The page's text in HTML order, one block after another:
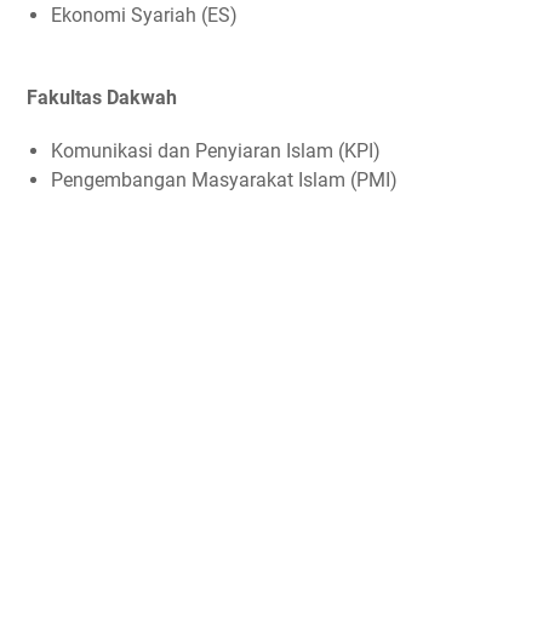
Ekonomi Syariah (ES)
Fakultas Dakwah
Komunikasi dan Penyiaran Islam (KPI)
Pengembangan Masyarakat Islam (PMI)